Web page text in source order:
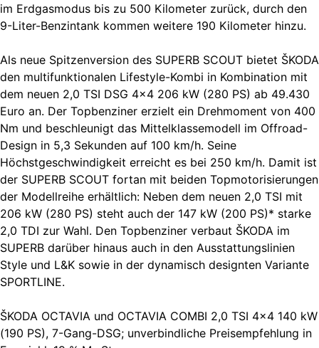
im Erdgasmodus bis zu 500 Kilometer zurück, durch den
9-Liter-Benzintank kommen weitere 190 Kilometer hinzu.
Als neue Spitzenversion des SUPERB SCOUT bietet ŠKODA
den multifunktionalen Lifestyle-Kombi in Kombination mit
dem neuen 2,0 TSI DSG 4×4 206 kW (280 PS) ab 49.430
Euro an. Der Topbenziner erzielt ein Drehmoment von 400
Nm und beschleunigt das Mittelklassemodell im Offroad-
Design in 5,3 Sekunden auf 100 km/h. Seine
Höchstgeschwindigkeit erreicht es bei 250 km/h. Damit ist
der SUPERB SCOUT fortan mit beiden Topmotorisierungen
der Modellreihe erhältlich: Neben dem neuen 2,0 TSI mit
206 kW (280 PS) steht auch der 147 kW (200 PS)* starke
2,0 TDI zur Wahl. Den Topbenziner verbaut ŠKODA im
SUPERB darüber hinaus auch in den Ausstattungslinien
Style und L&K sowie in der dynamisch designten Variante
SPORTLINE.
ŠKODA OCTAVIA und OCTAVIA COMBI 2,0 TSI 4×4 140 kW
(190 PS), 7-Gang-DSG; unverbindliche Preisempfehlung in